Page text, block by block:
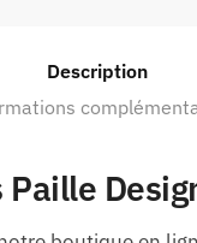
Description
Paille